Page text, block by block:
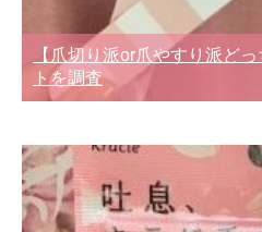
【爪切り派or爪やすり派ど
トを調査